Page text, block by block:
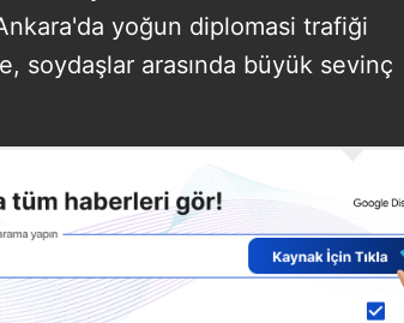
yoğun diplomasi trafiği
soydaşlar arasında büyük sevinç